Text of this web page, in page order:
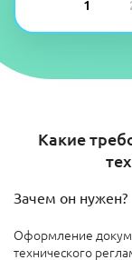
1
Какие
Зачем он нужен?
Оформление
технического